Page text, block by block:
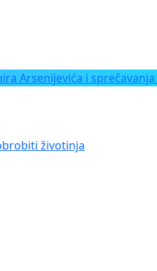
Arsenijevića i
životinja